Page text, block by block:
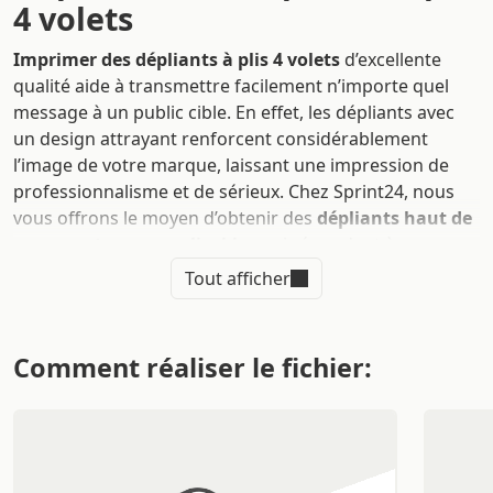
4 volets
Imprimer des dépliants à plis 4 volets d’excellente
qualité aide à transmettre facilement n’importe quel
message à un public cible. En effet, les dépliants avec
un design attrayant renforcent considérablement
l’image de votre marque, laissant une impression de
professionnalisme et de sérieux. Chez Sprint24, nous
vous offrons le moyen d’obtenir des dépliants haut de
besoins ainsi qu’à vos objectifs de communication.
offrent une impression de
dépliants à plis 4 volets ?
Tout afficher
Comment réaliser le fichier: